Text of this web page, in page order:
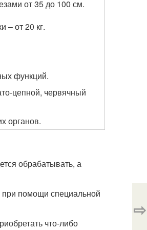
от 35 до 100 см.
– от 20 кг.
функций.
цепной, червячный
органов.
обрабатывать, а
помощи специальной
что-либо
⇨